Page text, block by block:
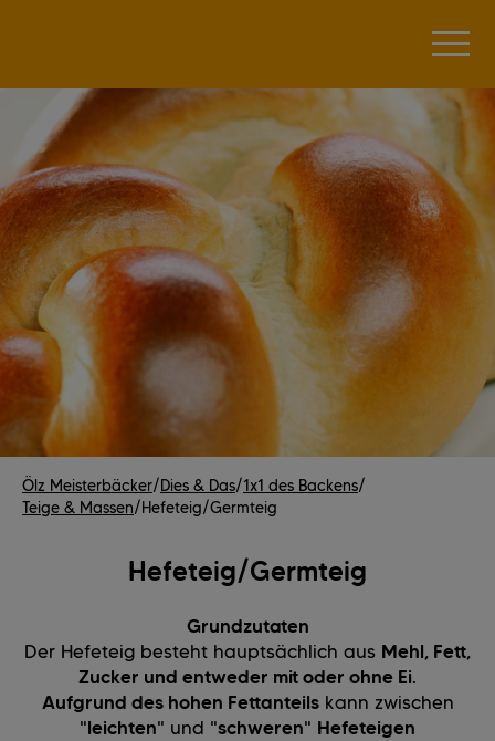
Ölz Meisterbäcker/Dies & Das/1x1 des Backens/
Teige & Massen/Hefeteig/Germteig
Hefeteig/Germteig
Grundzutaten
Der Hefeteig besteht hauptsächlich aus Mehl, Fett,
Zucker und entweder mit oder ohne Ei.
Aufgrund des hohen Fettanteilskann zwischen
"leichten" und "schweren" Hefeteigen